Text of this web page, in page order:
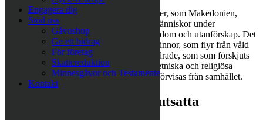
Engagera dig
Stöd oss
Gåvoshop
Ge ett bidrag
För företag
Skattereduktion
Minnesgåvor och Testamente
Kontakt
På undangömda platser i krigsmärkta länder, som Makedonien,
Bosnien, Kosovo och Moldavien, lever människor under
fruktansvärda förhållanden, i extrem fattigdom och utanförskap. Det
kan handla om barn som utnyttjas. Om kvinnor, som flyr från våld
och förtryck. Om sjuka eller funktionshindrade, som som förskjuts
och vanvårdas på stora institutioner. Och etniska och religiösa
minoritetsgrupper som diskrimineras och förvisas från samhället.
För de svagaste och mest utsatta